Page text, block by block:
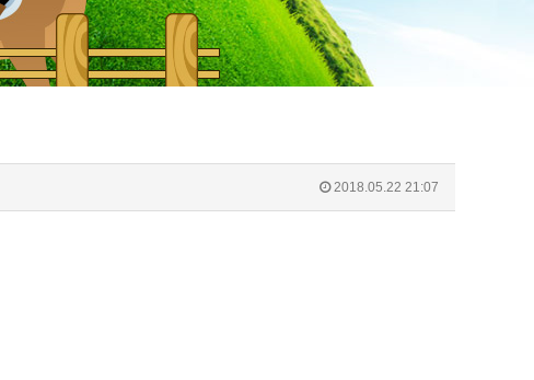
2018.05.22 21:07